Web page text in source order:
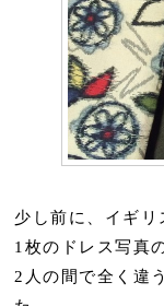
少し前に、イギ
1枚のドレス写真
2人の間で全く違